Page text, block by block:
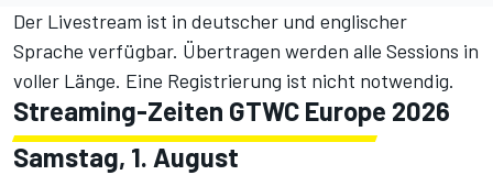
Der Livestream ist in deutscher und englischer
Sprache verfügbar. Übertragen werden alle Sessions in
voller Länge. Eine Registrierung ist nicht notwendig.
Streaming-Zeiten GTWC Europe 2026
Samstag, 1. August